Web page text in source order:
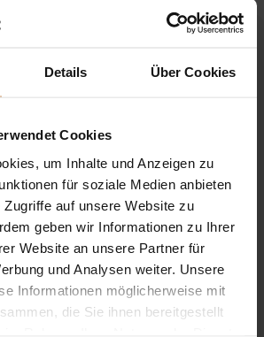
Details Über Cookies
Cookies
um Inhalte und Anzeigen zu
für soziale Medien anbieten
auf unsere Website zu
geben wir Informationen zu Ihrer
Website an unsere Partner für
und Analysen weiter. Unsere
Informationen möglicherweise mit
die Sie ihnen bereitgestellt
Alle Nachrichten
für
– Flexibilität und
plant oder bereits
Ersatz- und Zubehörteile
langfristige Funktion, den Komfort
des Outdoor-Wohnraums sind.
hochwertige Bausatz-
mit verstecktem Wasserablauf,